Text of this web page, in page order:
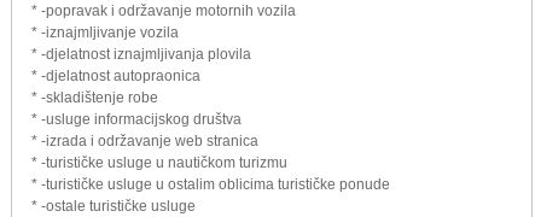
* -popravak i održavanje motornih vozila
* -iznajmljivanje vozila
* -djelatnost iznajmljivanja plovila
* -djelatnost autopraonica
* -skladištenje robe
* -usluge informacijskog društva
* -izrada i održavanje web stranica
* -turističke usluge u nautičkom turizmu
* -turističke usluge u ostalim oblicima turističke ponude
* -ostale turističke usluge